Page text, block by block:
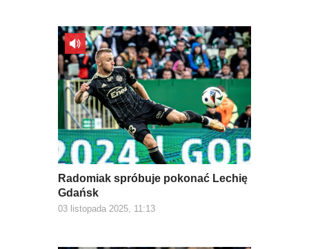
Radomiak spróbuje pokonać Lechię
Gdańsk
03 listopada 2025, 11:13